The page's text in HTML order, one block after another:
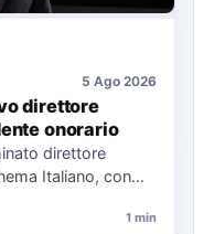
5 Ago 2026
direttore
onorario
direttore
Italiano, con
1 min